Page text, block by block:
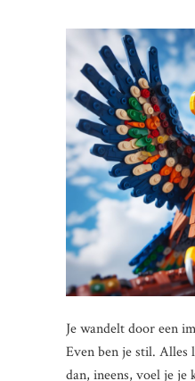
Je wandelt door een
Even ben je stil.
dan, ineens, voel je je